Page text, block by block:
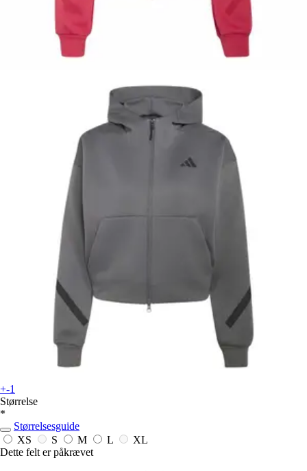
+-1
Størrelse
*
Størrelsesguide
XS
S M L
XL
Dette felt er påkrævet